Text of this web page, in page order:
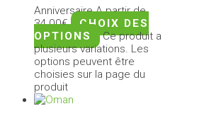
AnniversaireA partir de
34,00€
CHOIX DES
OPTIONS
Ce produit a
plusieurs variations. Les
options peuvent être
choisies sur la page du
produit